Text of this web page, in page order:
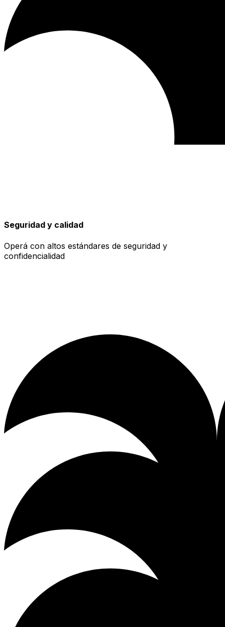
Seguridad y calidad
Operá con altos estándares de seguridad y
confidencialidad